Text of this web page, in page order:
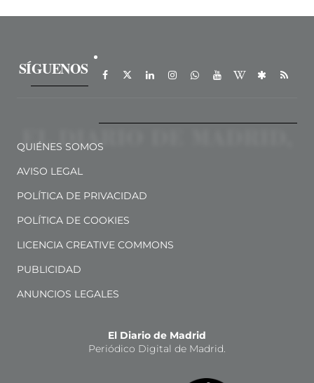
SÍGUENOS
QUIÉNES SOMOS
AVISO LEGAL
POLÍTICA DE PRIVACIDAD
POLÍTICA DE COOKIES
LICENCIA CREATIVE COMMONS
PUBLICIDAD
ANUNCIOS LEGALES
El Diario de Madrid
Periódico Digital de Madrid.